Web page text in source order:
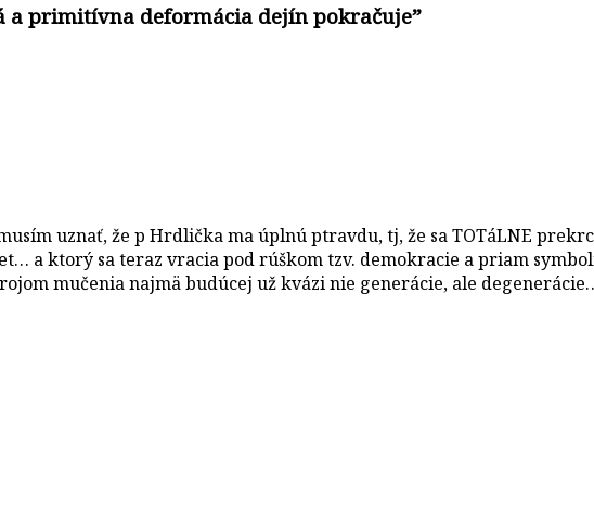
a primitívna deformácia dejín pokračuje”
uznať, že p Hrdlička ma úplnú ptravdu, tj, že sa TOTáLNE
a ktorý sa teraz vracia pod rúškom tzv. demokracie a priam
mučenia najmä budúcej už kvázi nie generácie, ale